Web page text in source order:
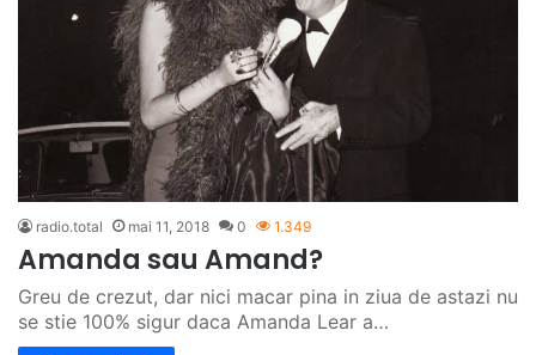
radio.total mai 11, 2018 0 1.349
Amanda sau Amand?
Greu de crezut, dar nici macar pina in ziua de astazi nu
se stie 100% sigur daca Amanda Lear a…